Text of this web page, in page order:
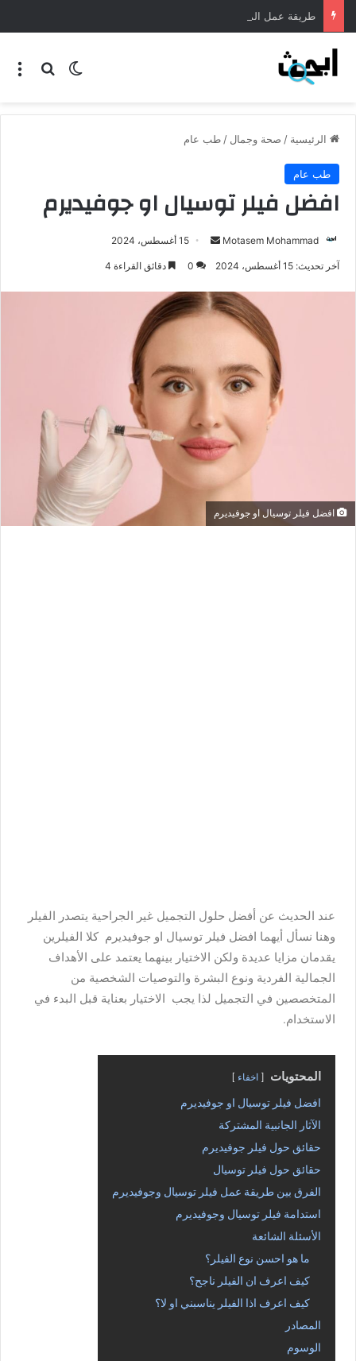
طريقة عمل المنسف الاردني
الرئيسية / صحة وجمال / طب عام
طب عام
افضل فيلر توسيال او جوفيديرم
Motasem Mohammad 15 أغسطس، 2024
آخر تحديث: 15 أغسطس، 2024 0 دقائق القراءة 4
افضل فيلر توسيال او جوفيديرم
عند الحديث عن أفضل حلول التجميل غير الجراحية يتصدر الفيلر
وهنا نسأل أيهما افضل فيلر توسيال او جوفيديرم كلا الفيلرين
يقدمان مزايا عديدة ولكن الاختيار بينهما يعتمد على الأهداف
الجمالية الفردية ونوع البشرة والتوصيات الشخصية من
المتخصصين في التجميل لذا يجب الاختيار بعناية قبل البدء في
الاستخدام.
المحتويات اخفاء
افضل فيلر توسيال او جوفيديرم
الآثار الجانبية المشتركة
حقائق حول فيلر جوفيديرم
حقائق حول فيلر توسيال
الفرق بين طريقة عمل فيلر توسيال وجوفيديرم
استدامة فيلر توسيال وجوفيديرم
الأسئلة الشائعة
ما هو احسن نوع الفيلر؟
كيف اعرف ان الفيلر ناجح؟
كيف اعرف اذا الفيلر يناسبني او لا؟
المصادر
الوسوم